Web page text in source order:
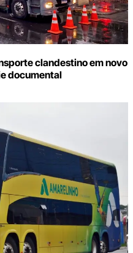
clandestino em novo
documental